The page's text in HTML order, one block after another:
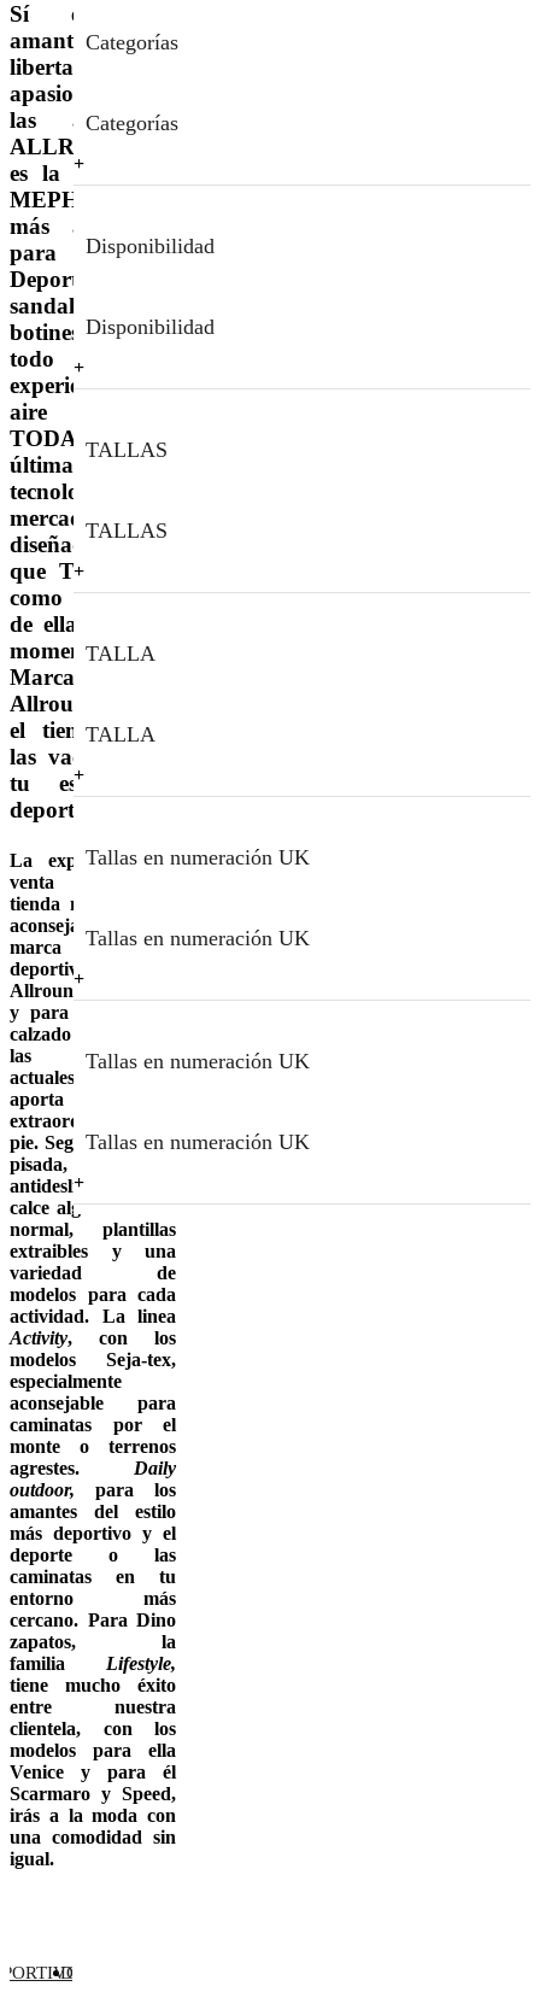
Categorías
Categorías
Disponibilidad
Disponibilidad
TALLAS
TALLAS
TALLA
TALLA
Tallas en numeración UK
Tallas en numeración UK
Tallas en numeración UK
Tallas en numeración UK
Sí eres un
amante de la
libertad y
apasionado de
las aventuras,
ALLROUNDER
es la marca de
MEPHISTO
más apropiada
para ello.
Deportivos,
sandalias y
botines para
todo tipo de
experiencias al
aire libre.
TODAS con las
últimas
tecnologías del
mercado,
diseñadas para
que TÚ decidas
como disfrutar
de ellas en cada
momento. Tu
Marca
Allrounder para
el tiempo libre,
las vacaciones y
tu estilo más
deportivo.
La experiencia de
venta en nuestra
tienda nos anima a
aconsejarte la
marca de calzado
deportivo
Allrounder para él
y para ella. Es un
calzado que va con
las tendencias
actuales y además
aporta un confort
extraordinario en el
pie. Seguridad en la
pisada, suela
antideslizante, un
calce algo más de lo
normal, plantillas
extraibles y una
variedad de
modelos para cada
actividad. La linea
Activity, con los
modelos Seja-tex,
especialmente
aconsejable para
caminatas por el
monte o terrenos
agrestes. Daily
outdoor, para los
amantes del estilo
más deportivo y el
deporte o las
caminatas en tu
entorno más
cercano. Para Dino
zapatos, la
familia Lifestyle,
tiene mucho éxito
entre nuestra
clientela, con los
modelos para ella
Venice y para él
Scarmaro y Speed,
irás a la moda con
una comodidad sin
igual.
ALLROUNDER...
DEPORTIVO ALLROUNDER...